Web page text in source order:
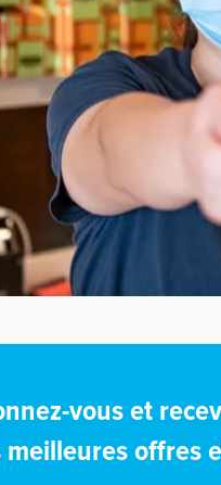
vous et
meilleures offres